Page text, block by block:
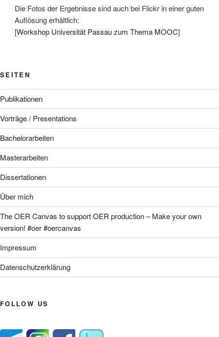
Die Fotos der Ergebnisse sind auch bei Flickr in einer guten
Auflösung erhältlich:
[Workshop Universität Passau zum Thema MOOC]
SEITEN
Publikationen
Vorträge / Presentations
Bachelorarbeiten
Masterarbeiten
Dissertationen
Über mich
The OER Canvas to support OER production – Make your own
version! #oer #oercanvas
Impressum
Datenschutzerklärung
FOLLOW US